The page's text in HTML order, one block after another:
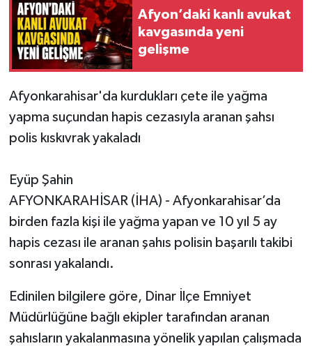
Afyon’daki kanlı avukat
kavgasında yeni
gelişme
Afyonkarahisar'da kurdukları çete ile yağma
yapma suçundan hapis cezasıyla aranan şahsı
polis kıskıvrak yakaladı
Eyüp Şahin
AFYONKARAHİSAR (İHA) - Afyonkarahisar’da
birden fazla kişi ile yağma yapan ve 10 yıl 5 ay
hapis cezası ile aranan şahıs polisin başarılı takibi
sonrası yakalandı.
Edinilen bilgilere göre, Dinar İlçe Emniyet
Müdürlüğüne bağlı ekipler tarafından aranan
şahısların yakalanmasına yönelik yapılan çalışmada